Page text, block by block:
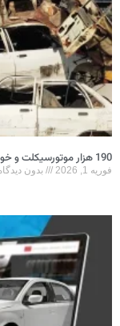
190 هزار موتورسیکلت و خودرو اسقاط شد
فوریه 1, 2026 بدون دیدگاه